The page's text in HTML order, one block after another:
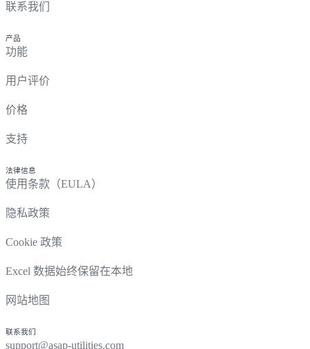
联系我们
产品
功能
用户评价
价格
支持
法律信息
使用条款（EULA）
隐私政策
Cookie 政策
Excel 数据始终保留在本地
网站地图
联系我们
support@asap-utilities.com